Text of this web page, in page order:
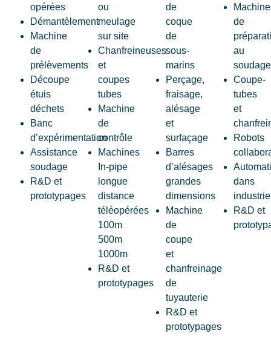
opérées
Démantèlement
Machine
de
prélèvements
Découpe
étuis
déchets
Banc
d’expérimentation
Assistance
soudage
R&D et
prototypages
ou
meulage
sur site
Chanfreineuses
et
coupes
tubes
Machine
de
contrôle
Machines
In-pipe
longue
distance
téléopérées
100m
500m
1000m
R&D et
prototypages
de
coque
de
sous-
marins
Perçage,
fraisage,
alésage
et
surfaçage
Barres
d’alésages
grandes
dimensions
Machine
de
coupe
et
chanfreinage
de
tuyauterie
R&D et
prototypages
de
au
soudage
Coupe-
tubes
et
Robots
dans
industrie
R&D et